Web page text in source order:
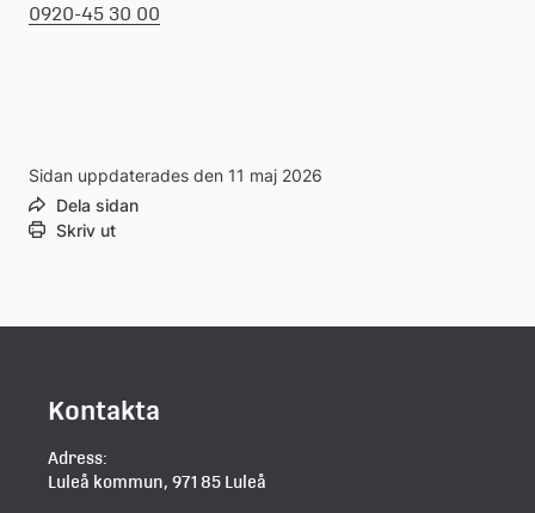
0920-45 30 00
Sidan uppdaterades den 11 maj 2026
Dela sidan
Skriv ut
Kontakta
Adress:
Luleå kommun, 971 85 Luleå